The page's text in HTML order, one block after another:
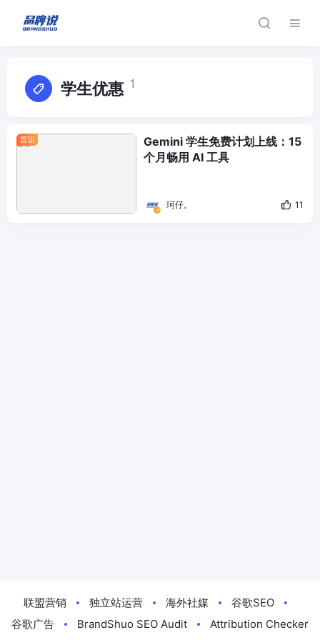
学生优惠 1
置顶
Gemini 学生免费计划上线：15
个月畅用 AI 工具
珂仔。 11
联盟营销 独立站运营 海外社媒
谷歌SEO
谷歌广告
BrandShuo SEO Audit Attribution Checker